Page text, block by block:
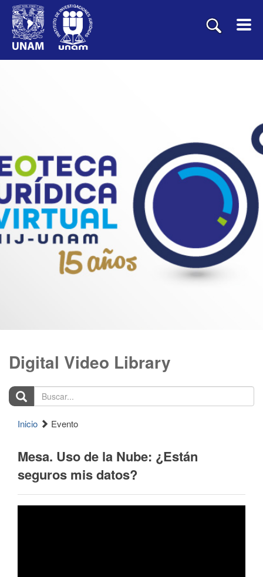
Digital Video Library
Buscar...
Inicio Evento
Mesa. Uso de la Nube: ¿Están
seguros mis datos?